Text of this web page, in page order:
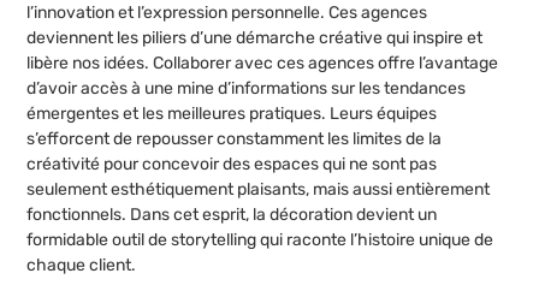
l’innovation et l’expression personnelle. Ces agences
deviennent les piliers d’une démarche créative qui inspire et
libère nos idées. Collaborer avec ces agences offre l’avantage
d’avoir accès à une mine d’informations sur les tendances
émergentes et les meilleures pratiques. Leurs équipes
s’efforcent de repousser constamment les limites de la
créativité pour concevoir des espaces qui ne sont pas
seulement esthétiquement plaisants, mais aussi entièrement
fonctionnels. Dans cet esprit, la décoration devient un
formidable outil de storytelling qui raconte l’histoire unique de
chaque client.